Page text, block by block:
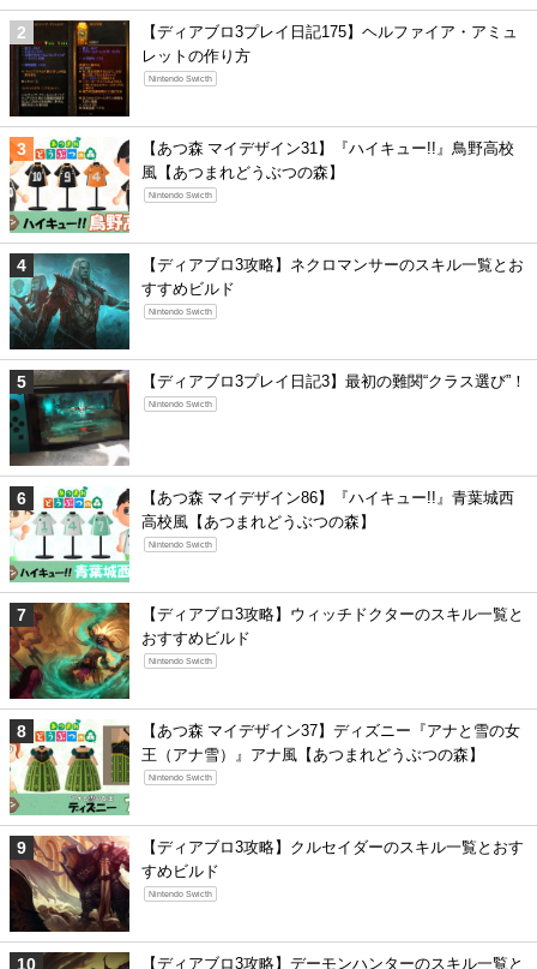
【ディアブロ3プレイ日記175】ヘルファイア・アミュ
レットの作り方
Nintendo Swicth
【あつ森 マイデザイン31】『ハイキュー!!』鳥野高校
風【あつまれどうぶつの森】
Nintendo Swicth
【ディアブロ3攻略】ネクロマンサーのスキル一覧とお
すすめビルド
Nintendo Swicth
【ディアブロ3プレイ日記3】最初の難関“クラス選び”！
Nintendo Swicth
【あつ森 マイデザイン86】『ハイキュー!!』青葉城西
高校風【あつまれどうぶつの森】
Nintendo Swicth
【ディアブロ3攻略】ウィッチドクターのスキル一覧と
おすすめビルド
Nintendo Swicth
【あつ森 マイデザイン37】ディズニー『アナと雪の女
王（アナ雪）』アナ風【あつまれどうぶつの森】
Nintendo Swicth
【ディアブロ3攻略】クルセイダーのスキル一覧とおす
すめビルド
Nintendo Swicth
【ディアブロ3攻略】デーモンハンターのスキル一覧と